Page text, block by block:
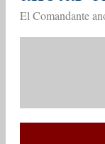
El Comandante